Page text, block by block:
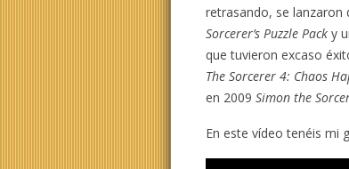
retrasando, se
Sorcerer’s Puzzle Pack y
que tuvieron excaso
The Sorcerer 4: Chaos
en 2009Simon the
En este vídeo tenéis mi